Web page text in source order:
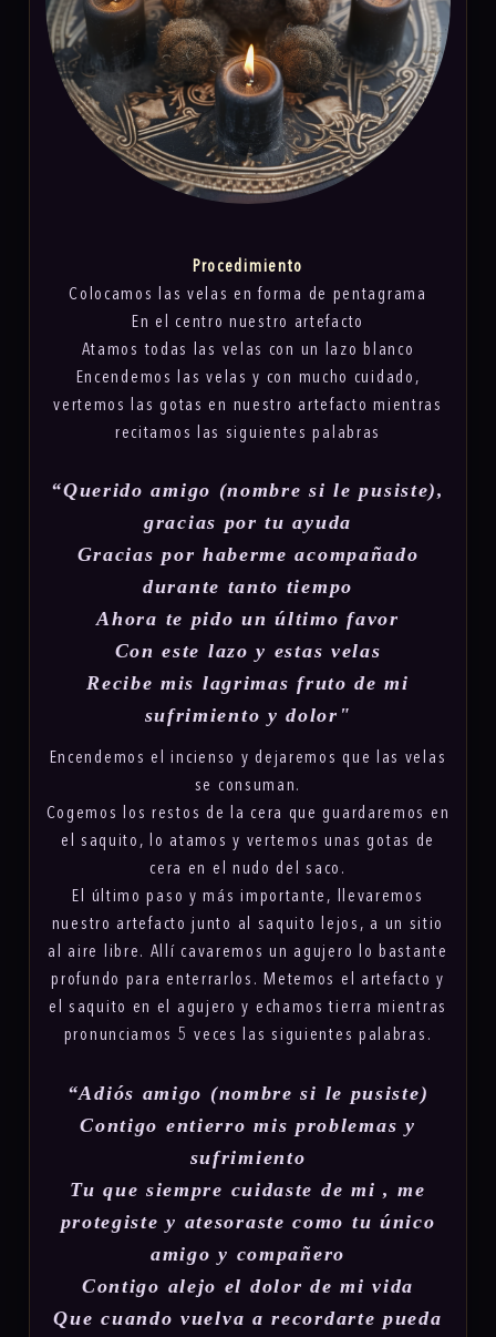
Procedimiento
Colocamos las velas en forma de pentagrama
En el centro nuestro artefacto
Atamos todas las velas con un lazo blanco
Encendemos las velas y con mucho cuidado,
vertemos las gotas en nuestro artefacto mientras
recitamos las siguientes palabras
“Querido amigo (nombre si le pusiste),
gracias por tu ayuda
Gracias por haberme acompañado
durante tanto tiempo
Ahora te pido un último favor
Con este lazo y estas velas
Recibe mis lagrimas fruto de mi
sufrimiento y dolor"
Encendemos el incienso y dejaremos que las velas
se consuman.
Cogemos los restos de la cera que guardaremos en
el saquito, lo atamos y vertemos unas gotas de
cera en el nudo del saco.
El último paso y más importante, llevaremos
nuestro artefacto junto al saquito lejos, a un sitio
al aire libre. Allí cavaremos un agujero lo bastante
profundo para enterrarlos. Metemos el artefacto y
el saquito en el agujero y echamos tierra mientras
pronunciamos 5 veces las siguientes palabras.
“Adiós amigo (nombre si le pusiste)
Contigo entierro mis problemas y
sufrimiento
Tu que siempre cuidaste de mi , me
protegiste y atesoraste como tu único
amigo y compañero
Contigo alejo el dolor de mi vida
Que cuando vuelva a recordarte pueda